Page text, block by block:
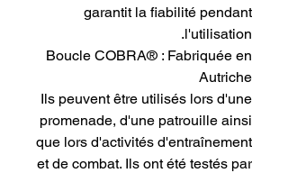
garantit la fiabilité pendant
l'utilisation.
Boucle COBRA® : Fabriquée en
Autriche
Ils peuvent être utilisés lors d'une
promenade, d'une patrouille ainsi
que lors d'activités d'entraînement
et de combat. Ils ont été testés par